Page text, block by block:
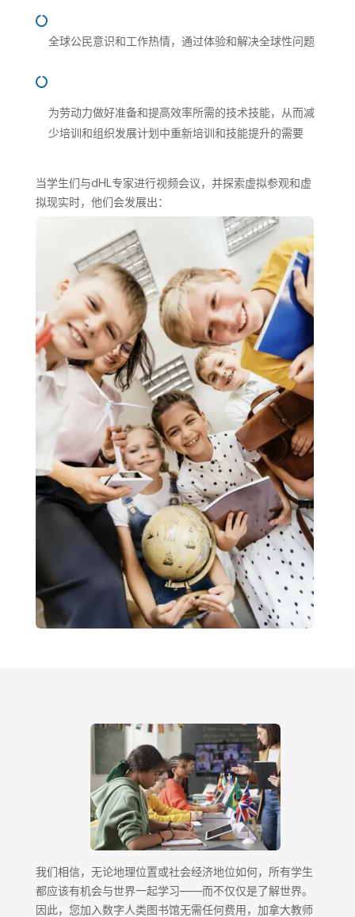

全球公民意识和工作热情，通过体验和解决全球性问题

为劳动力做好准备和提高效率所需的技术技能，从而减
少培训和组织发展计划中重新培训和技能提升的需要
当学生们与dHL专家进行视频会议，并探索虚拟参观和虚
拟现实时，他们会发展出：
我们相信，无论地理位置或社会经济地位如何，所有学生
都应该有机会与世界一起学习——而不仅仅是了解世界。
因此，您加入数字人类图书馆无需任何费用，加拿大教师